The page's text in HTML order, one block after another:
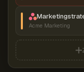
Acme Marketing